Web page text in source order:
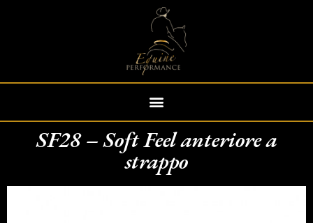
SF28 – Soft Feel anteriore a
strappo